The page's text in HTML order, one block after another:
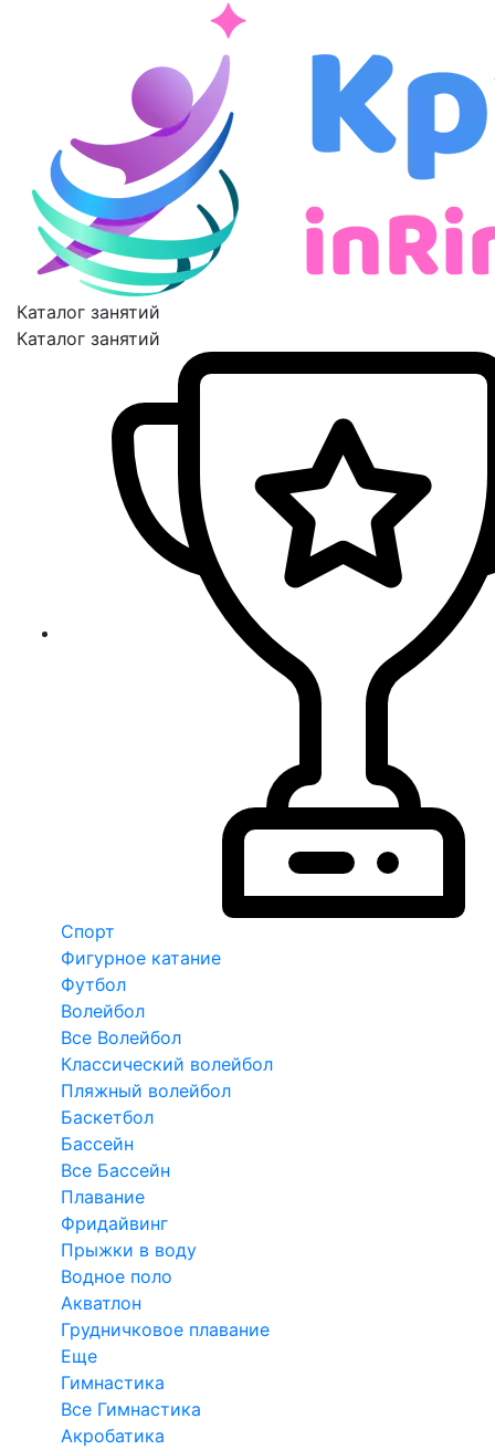
Каталог занятий
Каталог занятий
Спорт
Фигурное катание
Футбол
Волейбол
Все Волейбол
Классический волейбол
Пляжный волейбол
Баскетбол
Бассейн
Все Бассейн
Плавание
Фридайвинг
Прыжки в воду
Водное поло
Акватлон
Грудничковое плавание
Еще
Гимнастика
Все Гимнастика
Акробатика